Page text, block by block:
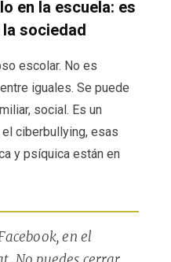
en la escuela: es
sociedad
escolar. No es
iguales. Se puede
social. Es un
ciberbullying, esas
y psíquica están en
en el